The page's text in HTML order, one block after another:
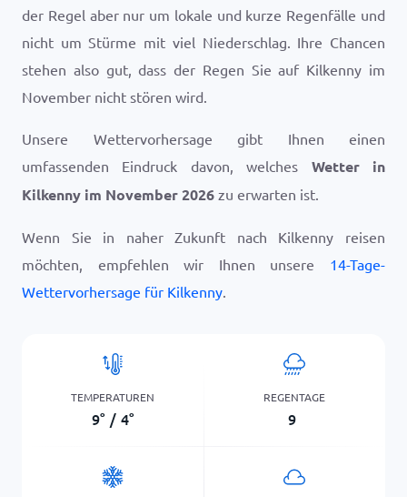
der Regel aber nur um lokale und kurze Regenfälle und
nicht um Stürme mit viel Niederschlag. Ihre Chancen
stehen also gut, dass der Regen Sie auf Kilkenny im
November nicht stören wird.
Unsere Wettervorhersage gibt Ihnen einen
umfassenden Eindruck davon, welches Wetter in
Kilkenny im November 2026 zu erwarten ist.
Wenn Sie in naher Zukunft nach Kilkenny reisen
möchten, empfehlen wir Ihnen unsere 14-Tage-
Wettervorhersage für Kilkenny.
TEMPERATUREN
9° / 4°
REGENTAGE
9